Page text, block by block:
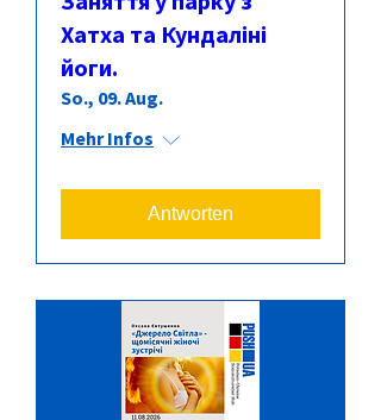
Хатха та Кундаліні
йоги.
So., 09. Aug.
Mehr Infos
Antworten